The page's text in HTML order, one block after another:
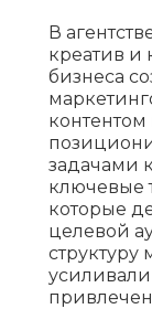
В
креатив и
бизнеса
контентом
задачами
ключевые
которые
целевой
структуру